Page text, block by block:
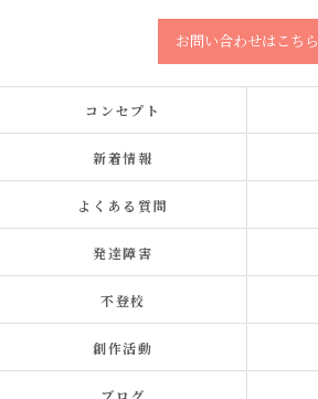
お問い合わせはこちら
コンセプト
新着情報
よくある質問
発達障害
不登校
創作活動
ブログ